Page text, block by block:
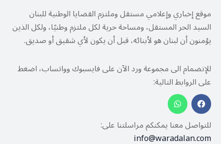
موقع إخباري وإعلامي مستقل وملتزم القضايا الوطنية للبنان
السيد الحر المستقل، ومساحة حرية لكل ملتزم وطنيًا، ولكل الذين
يؤمنون أن لبنان هو لأبنائه، قبل أن يكون لأي شقيق أو صديق.
للإنضمام الى مجموعة ورد الآن على فايسبوك وواتساب، اضغط
على الروابط التالية:
للتواصل معنا يمكنكم مراسلتنا على:
info@waradalan.com